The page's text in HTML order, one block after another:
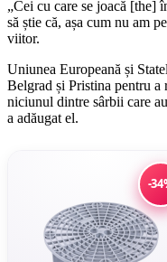
„Cei cu care se joacă [the]
să știe că, așa cum nu am
viitor.
Uniunea Europeană și
Belgrad și Pristina pentru a
niciunul dintre sârbii care
a adăugat el.
-